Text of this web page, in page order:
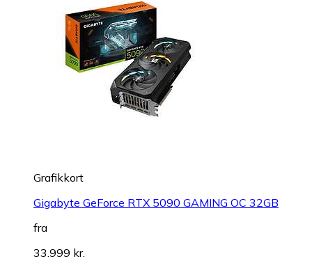
Grafikkort
Gigabyte GeForce RTX 5090 GAMING OC 32GB
fra
33.999 kr.